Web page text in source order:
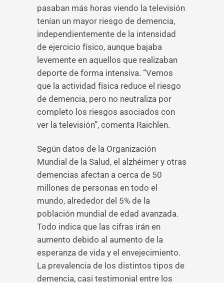
pasaban más horas viendo la televisión
tenían un mayor riesgo de demencia,
independientemente de la intensidad
de ejercicio físico, aunque bajaba
levemente en aquellos que realizaban
deporte de forma intensiva. “Vemos
que la actividad física reduce el riesgo
de demencia, pero no neutraliza por
completo los riesgos asociados con
ver la televisión”, comenta Raichlen.
Según datos de la Organización
Mundial de la Salud, el alzhéimer y otras
demencias afectan a cerca de 50
millones de personas en todo el
mundo, alrededor del 5% de la
población mundial de edad avanzada.
Todo indica que las cifras irán en
aumento debido al aumento de la
esperanza de vida y el envejecimiento.
La prevalencia de los distintos tipos de
demencia, casi testimonial entre los